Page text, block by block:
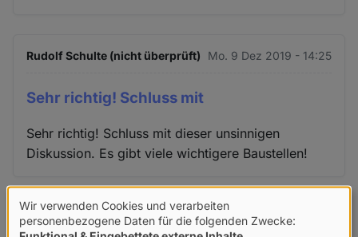
Rudolf Schulte (nicht überprüft) Mo. 9 Dez 2019 - 14:25
Sehr richtig! Schluss mit
Sehr richtig! Schluss mit dieser unsinnigen
Diskussion. Es gibt viele wichtigere Baustellen!
Christian M. (nicht überprüft) Mo. 9 Dez 2019 - 14:29
Verwendung
Wir verwenden Cookies und verarbeiten
personenbezogene Daten für die folgenden Zwecke: